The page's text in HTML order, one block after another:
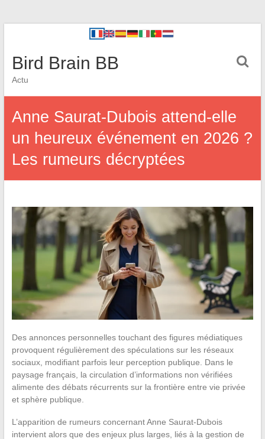
Bird Brain BB
Actu
Anne Saurat-Dubois attend-elle
un heureux événement en 2026 ?
Les rumeurs décryptées
Des annonces personnelles touchant des figures médiatiques
provoquent régulièrement des spéculations sur les réseaux
sociaux, modifiant parfois leur perception publique. Dans le
paysage français, la circulation d’informations non vérifiées
alimente des débats récurrents sur la frontière entre vie privée
et sphère publique.
L’apparition de rumeurs concernant Anne Saurat-Dubois
intervient alors que des enjeux plus larges, liés à la gestion de